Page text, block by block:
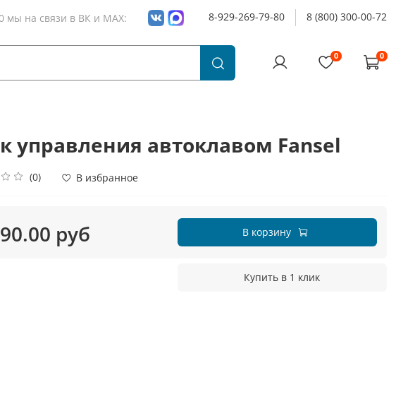
мы на связи в ВК и MAX: 8-929-269-79-80 8 (800) 300-00-72
0 0
управления автоклавом Fansel
(0) В избранное
руб В корзину
Купить в 1 клик